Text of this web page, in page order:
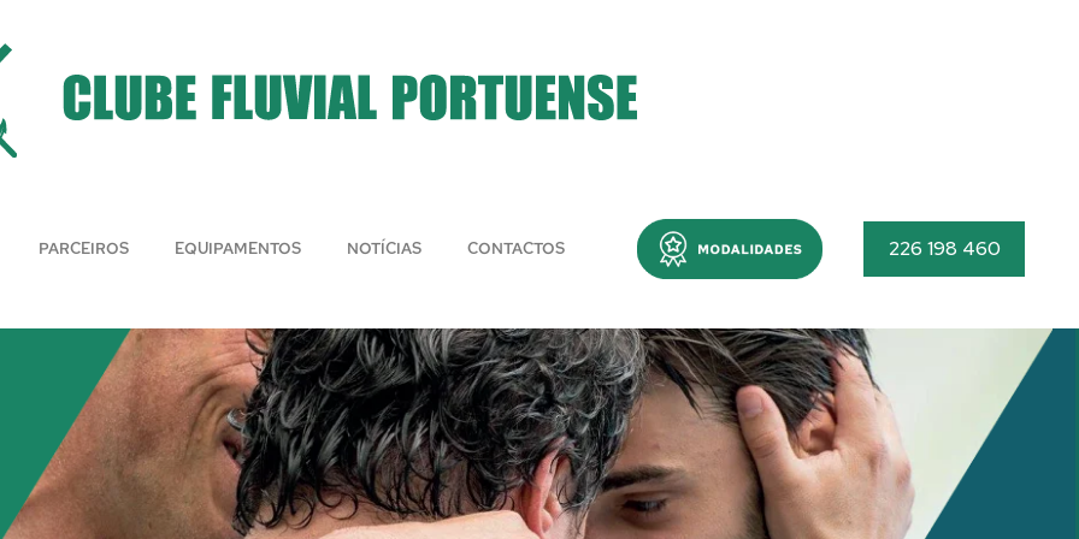
PARCEIROS EQUIPAMENTOS NOTÍCIAS CONTACTOS Menu 226 198 460